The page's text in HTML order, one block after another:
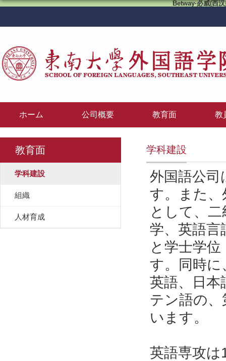
Betway·必威(西
ホーム 公司概要 教育面 教
教育面
学科建設
組織
人材育成
学科建設
外国語公司
す。また、
として、
学、英語言
と学士学
す。同時に
英語、日
テン語の
います。
英語専攻は